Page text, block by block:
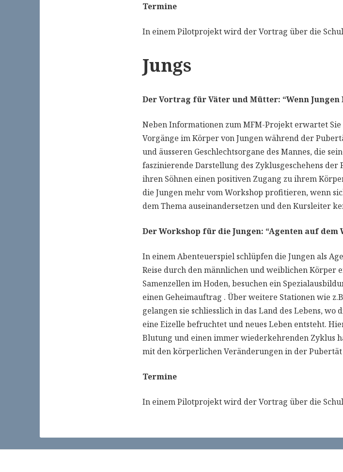
Termine
In einem Pilotprojekt wird der Vortrag über die
Jungs
Der Vortrag für Väter und Mütter: “Wenn Jungen
Neben Informationen zum MFM-Projekt erwartet
Vorgänge im Körper von Jungen während der
und äusseren Geschlechtsorgane des Mannes, die
faszinierende Darstellung des Zyklusgeschehens
ihren Söhnen einen positiven Zugang zu ihrem
die Jungen mehr vom Workshop profitieren, wenn
dem Thema auseinandersetzen und den Kursleiter
Der Workshop für die Jungen: “Agenten auf dem
In einem Abenteuerspiel schlüpfen die Jungen als
Reise durch den männlichen und weiblichen Körper
Samenzellen im Hoden, besuchen ein
einen Geheimauftrag . Über weitere Stationen wie
gelangen sie schliesslich in das Land des Lebens, wo
eine Eizelle befruchtet und neues Leben entsteht.
Blutung und einen immer wiederkehrenden Zyklus
mit den körperlichen Veränderungen in der
Termine
In einem Pilotprojekt wird der Vortrag über die